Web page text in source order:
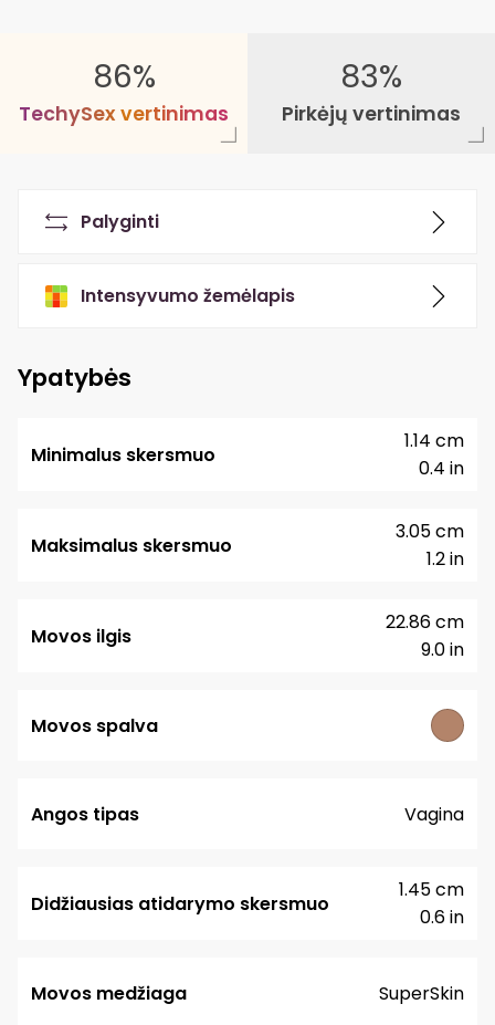
86%
TechySex vertinimas
83%
Pirkėjų vertinimas
Palyginti
Intensyvumo žemėlapis
Ypatybės
Minimalus skersmuo
0.4 in
1.14 cm
Maksimalus skersmuo
1.2 in
3.05 cm
Movos ilgis
9.0 in
22.86 cm
Movos spalva
Angos tipas Vagina
Didžiausias atidarymo skersmuo
0.6 in
1.45 cm
Movos medžiaga SuperSkin